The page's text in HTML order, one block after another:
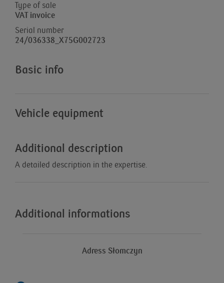
Type of sale
VAT invoice
Serial number
24/036338_X75G002723
Basic info
Vehicle equipment
Additional description
A detailed description in the expertise.
Additional informations
Adress Słomczyn